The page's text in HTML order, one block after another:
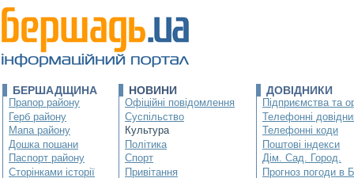
БЕРШАДЩИНА
Прапор району
Герб району
Мапа району
Дошка пошани
Паспорт району
Сторінками історії
НОВИНИ
Офіційні повідомлення
Суспільство
Культура
Політика
Спорт
Привітання
ДОВІДНИКИ
Підприємства та
Телефонні
Телефонні коди
Поштові індекси
Дім. Сад. Город.
Прогноз погоди в